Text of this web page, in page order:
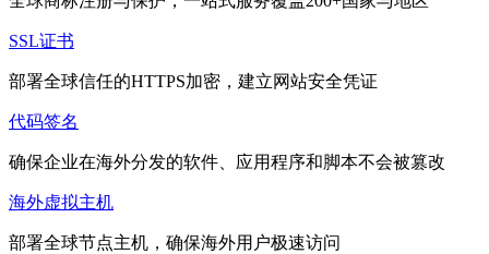
SSL证书
部署全球信任的HTTPS加密，建立网站安全凭证
代码签名
确保企业在海外分发的软件、应用程序和脚本不会被篡改
海外虚拟主机
部署全球节点主机，确保海外用户极速访问